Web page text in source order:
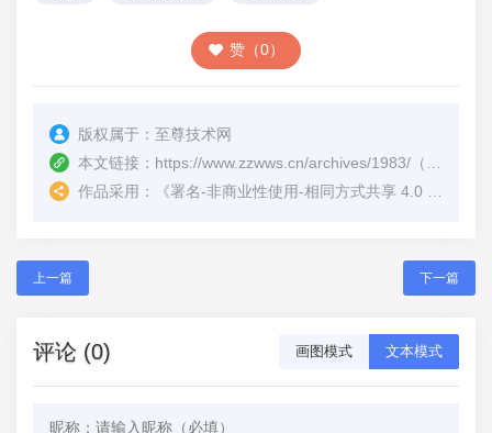
赞（0）
版权属于： 至尊技术网
本文链接： https://www.zzwws.cn/archives/1983/ （转载时请注明本文出处及文章链接）
作品采用：
《署名-非商业性使用-相同方式共享 4.0 国际 (CC BY-NC-SA 4.0)
上一篇 下一篇
评论 (0) 画图模式 文本模式